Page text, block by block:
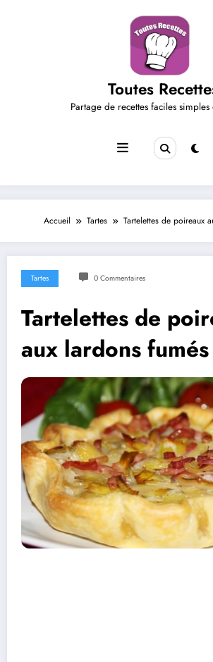
Toutes
Partage de recettes faciles simples
Accueil Tartes Tartelettes de poireaux
Tartes 0 Commentaires
Tartelettes de
aux lardons fumés